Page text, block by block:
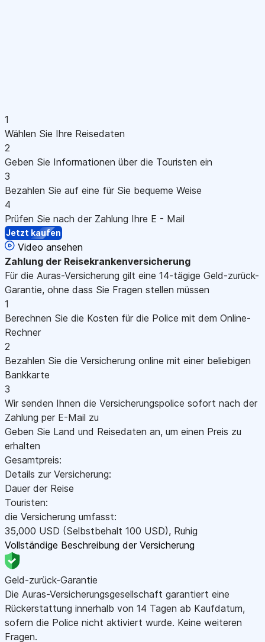
1
Wählen Sie Ihre Reisedaten
2
Geben Sie Informationen über die Touristen ein
3
Bezahlen Sie auf eine für Sie bequeme Weise
4
Prüfen Sie nach der Zahlung Ihre E - Mail
Jetzt kaufen
Video ansehen
Zahlung der Reisekrankenversicherung
Für die Auras-Versicherung gilt eine 14-tägige Geld-zurück-
Garantie, ohne dass Sie Fragen stellen müssen
1
Berechnen Sie die Kosten für die Police mit dem Online-
Rechner
2
Bezahlen Sie die Versicherung online mit einer beliebigen
Bankkarte
3
Wir senden Ihnen die Versicherungspolice sofort nach der
Zahlung per E-Mail zu
Geben Sie Land und Reisedaten an, um einen Preis zu
erhalten
Gesamtpreis:
Details zur Versicherung:
Dauer der Reise
Touristen:
die Versicherung umfasst:
35,000 USD (Selbstbehalt 100 USD), Ruhig
Vollständige Beschreibung der Versicherung
Geld-zurück-Garantie
Die Auras-Versicherungsgesellschaft garantiert eine
Rückerstattung innerhalb von 14 Tagen ab Kaufdatum,
sofern die Police nicht aktiviert wurde. Keine weiteren
Fragen.